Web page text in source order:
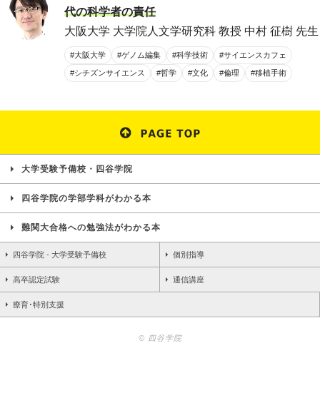
代の科学者の責任
大阪大学 大学院人文学研究科 教授 中村 征樹 先生
#大阪大学 #ゲノム編集 #科学技術 #サイエンスカフェ
#シチズンサイエンス #哲学 #文化 #倫理 #移植手術
大学受験予備校・四谷学院
四谷学院の学部学科がわかる本
難関大合格への勉強法がわかる本
四谷学院 - 大学受験予備校 個別指導
高卒認定試験 通信講座
療育･特別支援
© 四谷学院